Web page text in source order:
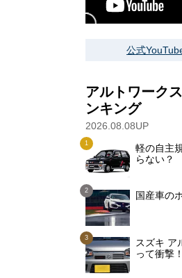
公式
アルトワーク
ンキング
2026.08.08UP
軽の自主
らない？
国産車の
スズキ ア
って衝撃